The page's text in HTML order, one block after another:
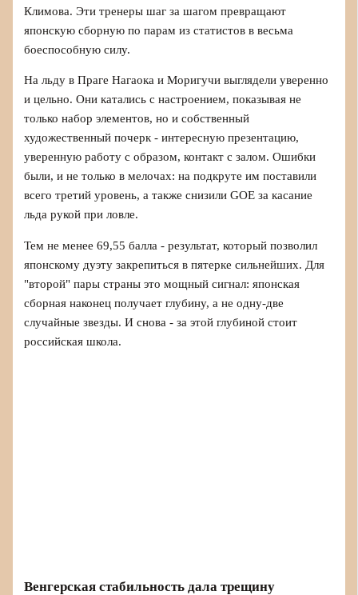
Климова. Эти тренеры шаг за шагом превращают
японскую сборную по парам из статистов в весьма
боеспособную силу.
На льду в Праге Нагаока и Моригучи выглядели уверенно
и цельно. Они катались с настроением, показывая не
только набор элементов, но и собственный
художественный почерк - интересную презентацию,
уверенную работу с образом, контакт с залом. Ошибки
были, и не только в мелочах: на подкруте им поставили
всего третий уровень, а также снизили GOE за касание
льда рукой при ловле.
Тем не менее 69,55 балла - результат, который позволил
японскому дуэту закрепиться в пятерке сильнейших. Для
"второй" пары страны это мощный сигнал: японская
сборная наконец получает глубину, а не одну-две
случайные звезды. И снова - за этой глубиной стоит
российская школа.
Венгерская стабильность дала трещину